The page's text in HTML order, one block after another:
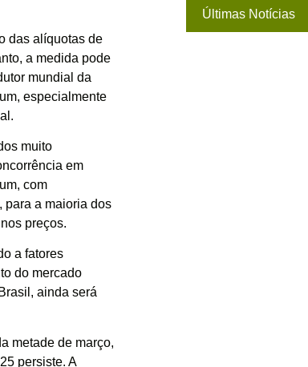
das alíquotas de
a medida pode
mundial da
especialmente
muito
em
com
para a maioria dos
preços.
a fatores
do mercado
ainda será
metade de março,
persiste. A
Últimas Notícias